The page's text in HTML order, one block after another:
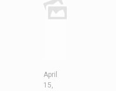
April
15,